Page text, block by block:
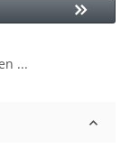
...